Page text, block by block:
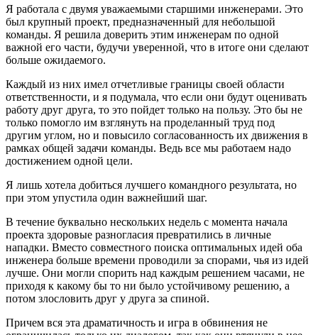
Я работала с двумя уважаемыми старшими инженерами. Это
был крупный проект, предназначенный для небольшой
команды. Я решила доверить этим инженерам по одной
важной его части, будучи уверенной, что в итоге они сделают
больше ожидаемого.
Каждый из них имел отчетливые границы своей области
ответственности, и я подумала, что если они будут оценивать
работу друг друга, то это пойдет только на пользу. Это бы не
только помогло им взглянуть на проделанный труд под
другим углом, но и повысило согласованность их движения в
рамках общей задачи команды. Ведь все мы работаем надо
достижением одной цели.
Я лишь хотела добиться лучшего командного результата, но
при этом упустила один важнейший шаг.
В течение буквально нескольких недель с момента начала
проекта здоровые разногласия превратились в личные
нападки. Вместо совместного поиска оптимальных идей оба
инженера больше времени проводили за спорами, чья из идей
лучше. Они могли спорить над каждым решением часами, не
приходя к какому бы то ни было устойчивому решению, а
потом злословить друг у друга за спиной.
Причем вся эта драматичность и игра в обвинения не